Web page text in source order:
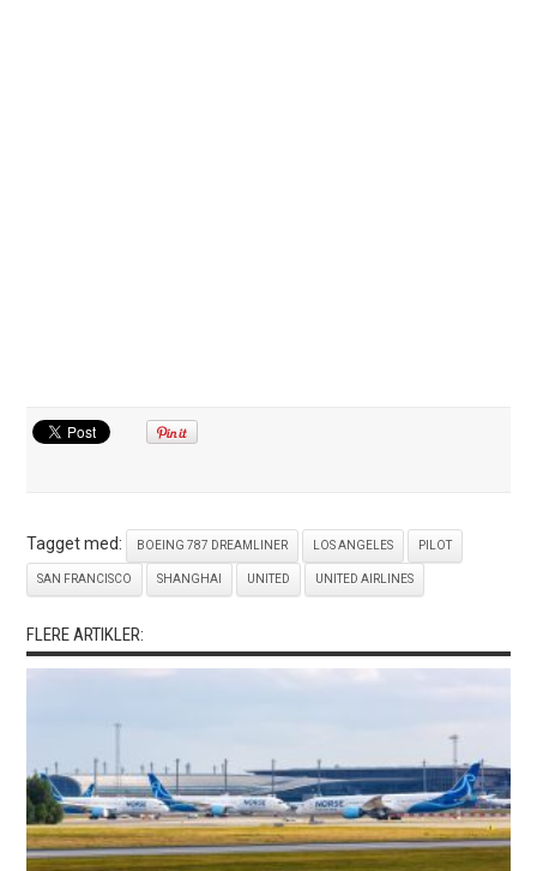
Tagget med: BOEING 787 DREAMLINER LOS ANGELES PILOT
SAN FRANCISCO SHANGHAI UNITED UNITED AIRLINES
FLERE ARTIKLER: